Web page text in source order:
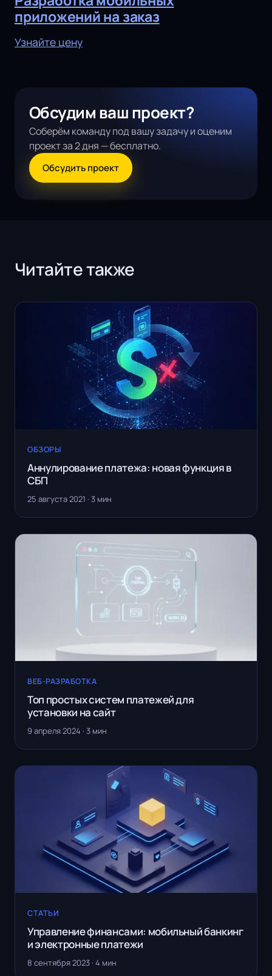
приложений на заказ
Узнайте цену
Обсудим ваш проект?
Соберём команду под вашу задачу и оценим
проект за 2 дня — бесплатно.
Обсудить проект
Читайте также
ОБЗОРЫ
Аннулирование платежа: новая функция в
СБП
25 августа 2021 · 3 мин
ВЕБ-РАЗРАБОТКА
Топ простых систем платежей для
установки на сайт
9 апреля 2024 · 3 мин
СТАТЬИ
Управление финансами: мобильный банкинг
и электронные платежи
8 сентября 2023 · 4 мин